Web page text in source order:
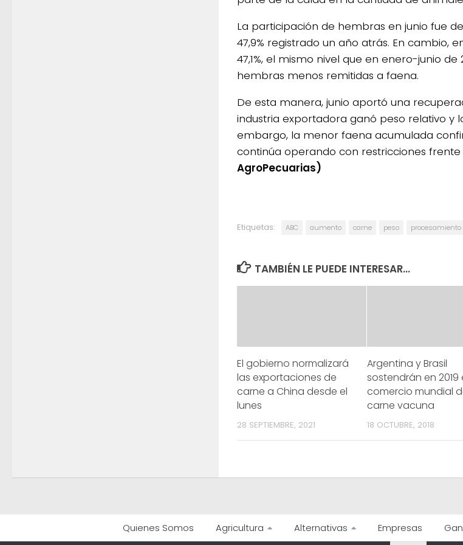
La participación de hembras en junio fue
47,9% registrado un año atrás. En cambio,
47,1%, el mismo nivel que en enero-junio de
hembras menos remitidas a faena.
De esta manera, junio aportó una
industria exportadora ganó peso relativo y
embargo, la menor faena acumulada
continúa operando con restricciones frente
AgroPecuarias)
Etiquetas: ABC aumento carne peso procesamiento
TAMBIÉN LE PUEDE INTERESAR...
El gobierno normalizará
las exportaciones de
carne a China desde el
lunes
28 SEPTIEMBRE, 2021
Argentina y Brasil
sostendrán en 2019
comercio mundial
carne vacuna
18 OCTUBRE, 2018
Quienes Somos Agricultura Alternativas Empresas